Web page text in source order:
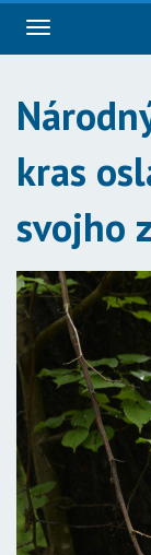
Navigácia
kras
svojho